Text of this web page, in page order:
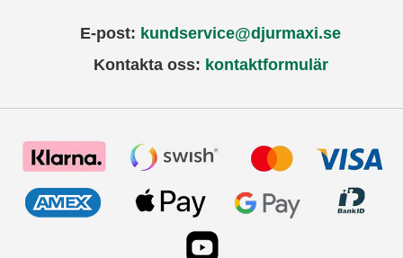
E-post: kundservice@djurmaxi.se
Kontakta oss: kontaktformulär